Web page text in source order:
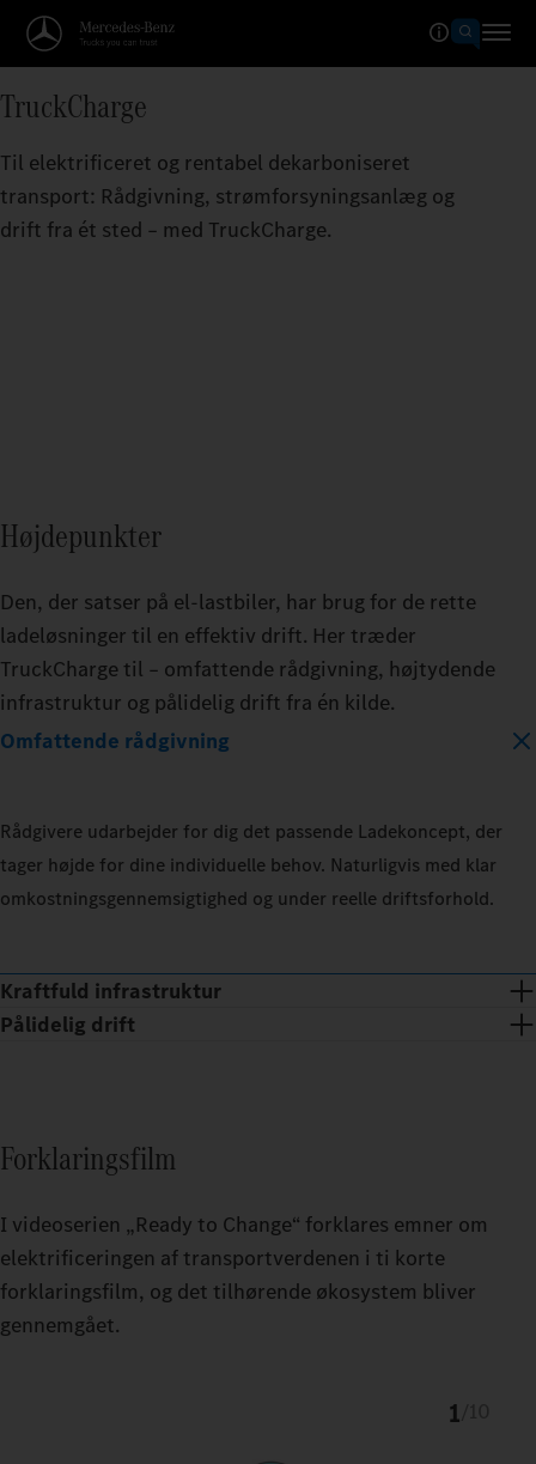
TruckCharge
Til elektrificeret og rentabel dekarboniseret
transport: Rådgivning, strømforsyningsanlæg og
drift fra ét sted – med TruckCharge.
Højdepunkter
Den, der satser på el-lastbiler, har brug for de rette
ladeløsninger til en effektiv drift. Her træder
TruckCharge til – omfattende rådgivning, højtydende
infrastruktur og pålidelig drift fra én kilde.
Omfattende rådgivning
Rådgivere udarbejder for dig det passende Ladekoncept, der
tager højde for dine individuelle behov. Naturligvis med klar
omkostningsgennemsigtighed og under reelle driftsforhold.
Kraftfuld infrastruktur
strømforsyningsanlæg – døgnet rundt.
Pålidelig drift
effektivt Charge Management fra Fleetboard samt et
komfortabelt digitalt betalingssystem (eMSP) via Daimler Truck
Service Cards.
Forklaringsfilm
I videoserien „Ready to Change“ forklares emner om
elektrificeringen af transportverdenen i ti korte
forklaringsfilm, og det tilhørende økosystem bliver
gennemgået.
1